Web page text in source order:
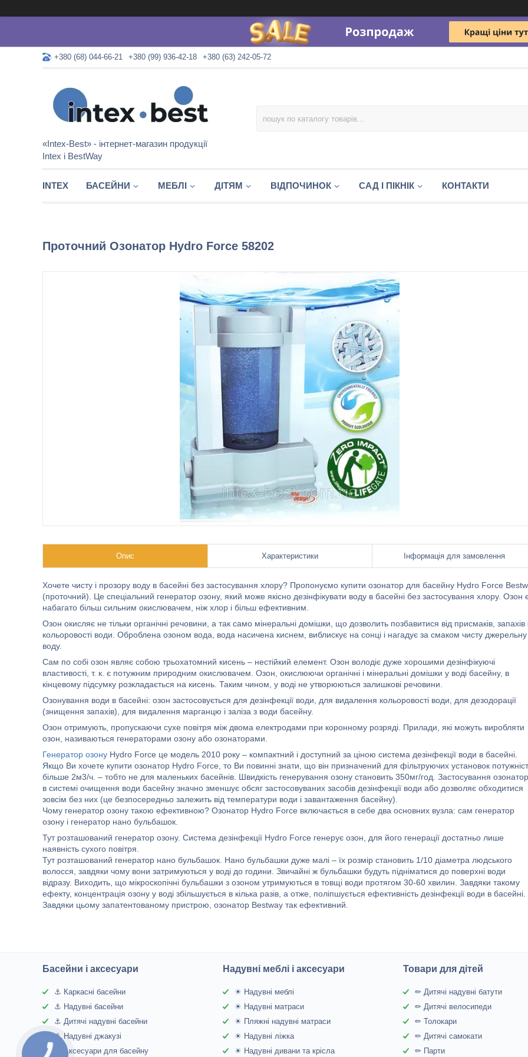
+380 (68) 044-66-21 +380 (99) 936-42-18 +380 (63) 242-05-72
«Intex-Best» - інтернет-магазин продукції
Intex і BestWay
INTEX БАСЕЙНИ МЕБЛІ ДІТЯМ ВІДПОЧИНОК САД І ПІКНІК КОНТАКТИ
Проточний Озонатор Hydro Force 58202
Опис Характеристики Інформація для замовлення
Хочете чисту і прозору воду в басейні без застосування хлору? Пропонуємо купити озонатор для басейну Hydro Force
(проточний). Це спеціальний генератор озону, який може якісно дезінфікувати воду в басейні без застосування хлору. Озон
набагато більш сильним окислювачем, ніж хлор і більш ефективним.
Озон окисляє не тільки органічні речовини, а так само мінеральні домішки, що дозволить позбавитися від присмаків, запахів
кольоровості води. Оброблена озоном вода, вода насичена киснем, виблискує на сонці і нагадує за смаком чисту джерельну
воду.
Сам по собі озон являє собою трьохатомний кисень – нестійкий елемент. Озон володіє дуже хорошими дезінфікуючі
властивості, т. к. є потужним природним окислювачем. Озон, окислюючи органічні і мінеральні домішки у воді басейну, в
кінцевому підсумку розкладається на кисень. Таким чином, у воді не утворюються залишкові речовини.
Озонування води в басейні: озон застосовується для дезінфекції води, для видалення кольоровості води, для дезодорації
(знищення запахів), для видалення марганцю і заліза з води басейну.
Озон отримують, пропускаючи сухе повітря між двома електродами при коронному розряді. Прилади, які можуть виробляти
озон, називаються генераторами озону або озонаторами.
Генератор озону Hydro Force це модель 2010 року – компактний і доступний за ціною система дезінфекції води в басейні.
Якщо Ви хочете купити озонатор Hydro Force, то Ви повинні знати, що він призначений для фільтруючих установок
більше 2м3/ч. – тобто не для маленьких басейнів. Швидкість генерування озону становить 350мг/год. Застосування
в системі очищення води басейну значно зменшує обсяг застосовуваних засобів дезінфекції води або дозволяє обходитися
зовсім без них (це безпосередньо залежить від температури води і завантаження басейну).
Чому генератор озону такою ефективною? Озонатор Hydro Force включається в себе два основних вузла: сам генератор
озону і генератор нано бульбашок.
Тут розташований генератор озону. Система дезінфекції Hydro Force генерує озон, для його генерації достатньо лише
наявність сухого повітря.
Тут розташований генератор нано бульбашок. Нано бульбашки дуже малі – їх розмір становить 1/10 діаметра людського
волосся, завдяки чому вони затримуються у воді до години. Звичайні ж бульбашки будуть підніматися до поверхні води
відразу. Виходить, що мікроскопічні бульбашки з озоном утримуються в товщі води протягом 30-60 хвилин. Завдяки такому
ефекту, концентрація озону у воді збільшується в кілька разів, а отже, поліпшується ефективність дезінфекції води в басейні.
Завдяки цьому запатентованому пристрою, озонатор Bestway так ефективний.
Басейни і аксесуари
⚓ Каркасні басейни
⚓ Надувні басейни
⚓ Дитячі надувні басейни
⚓ Надувні джакузі
⚓ Аксесуари для басейну
Надувні меблі і аксесуари
☀ Надувні меблі
☀ Надувні матраси
☀ Пляжні надувні матраси
☀ Надувні ліжка
☀ Надувні дивани та крісла
Товари для дітей
✏ Дитячі надувні батути
✏ Дитячі велосипеди
✏ Толокари
✏ Дитячі самокати
✏ Парти
КНОПКА